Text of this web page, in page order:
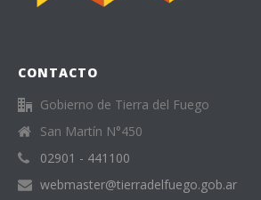
CONTACTO
Gobierno de Tierra del Fuego
San Martín N°450
02901 - 441100
webmaster@tierradelfuego.gob.ar